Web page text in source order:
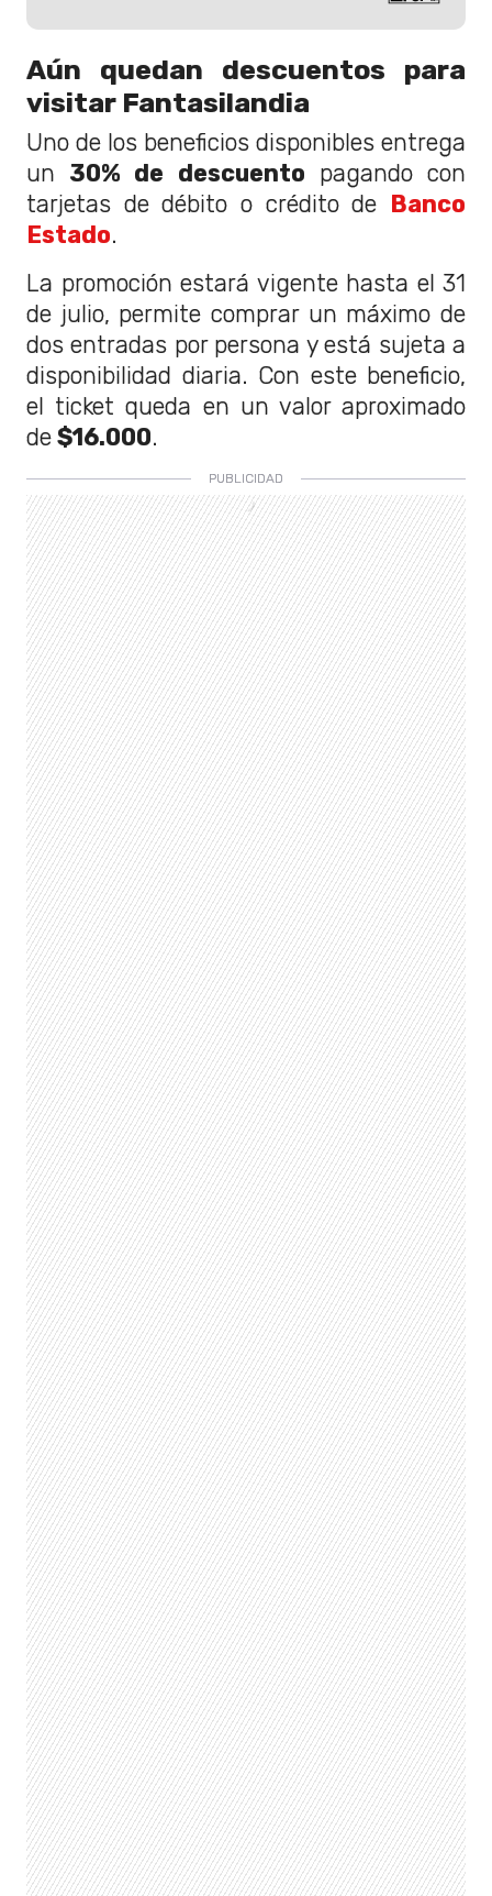
Aún quedan descuentos para
visitar Fantasilandia
Uno de los beneficios disponibles entrega
un 30% de descuento pagando con
tarjetas de débito o crédito de Banco
Estado.
La promoción estará vigente hasta el 31
de julio, permite comprar un máximo de
dos entradas por persona y está sujeta a
disponibilidad diaria. Con este beneficio,
el ticket queda en un valor aproximado
de $16.000.